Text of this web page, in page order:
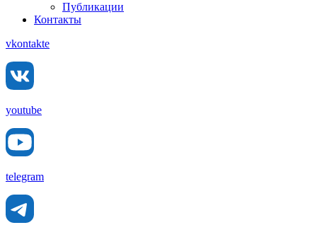
Публикации
Контакты
vkontakte
youtube
telegram